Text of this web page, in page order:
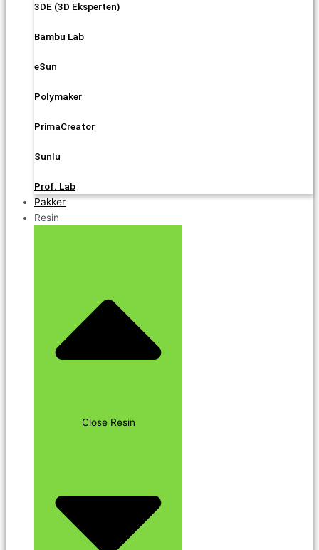
3DE (3D Eksperten)
Bambu Lab
eSun
Polymaker
PrimaCreator
Sunlu
Prof. Lab
Pakker
Resin
Close Resin